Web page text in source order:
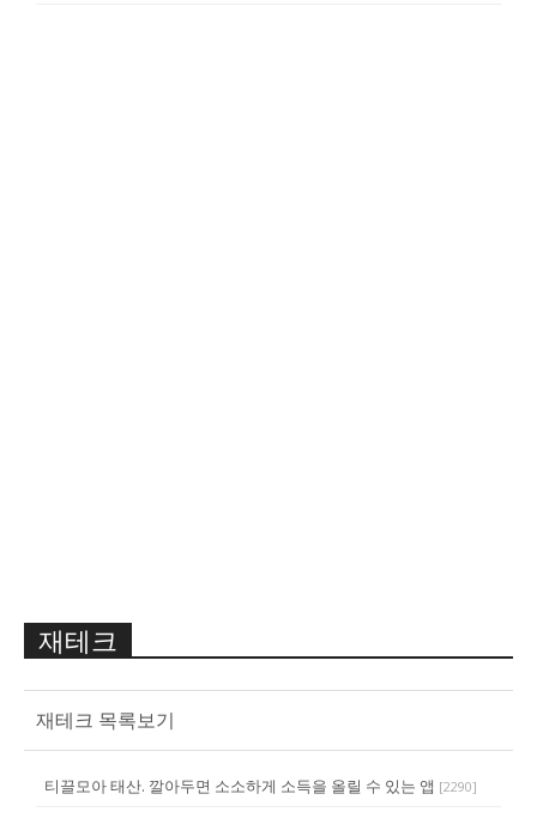
재테크
재테크 목록보기
티끌모아 태산. 깔아두면 소소하게 소득을 올릴 수 있는 앱 [2290]